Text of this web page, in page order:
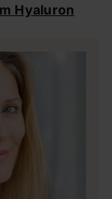
Hyaluron